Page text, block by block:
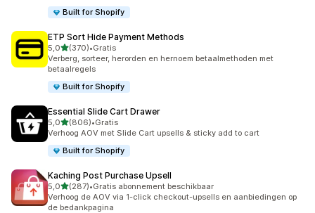
Built for Shopify
ETP Sort Hide Payment Methods
5,0van 5 sterren
(370)
370 recensies in totaal
•Gratis
Verberg, sorteer, herorden en hernoem betaalmethoden met
betaalregels
Built for Shopify
Essential Slide Cart Drawer
5,0van 5 sterren
(806)
806 recensies in totaal
•Gratis
Verhoog AOV met Slide Cart upsells & sticky add to cart
Built for Shopify
Kaching Post Purchase Upsell
5,0van 5 sterren
(287)
287 recensies in totaal
•Gratis abonnement beschikbaar
Verhoog de AOV via 1-click checkout-upsells en aanbiedingen op
de bedankpagina